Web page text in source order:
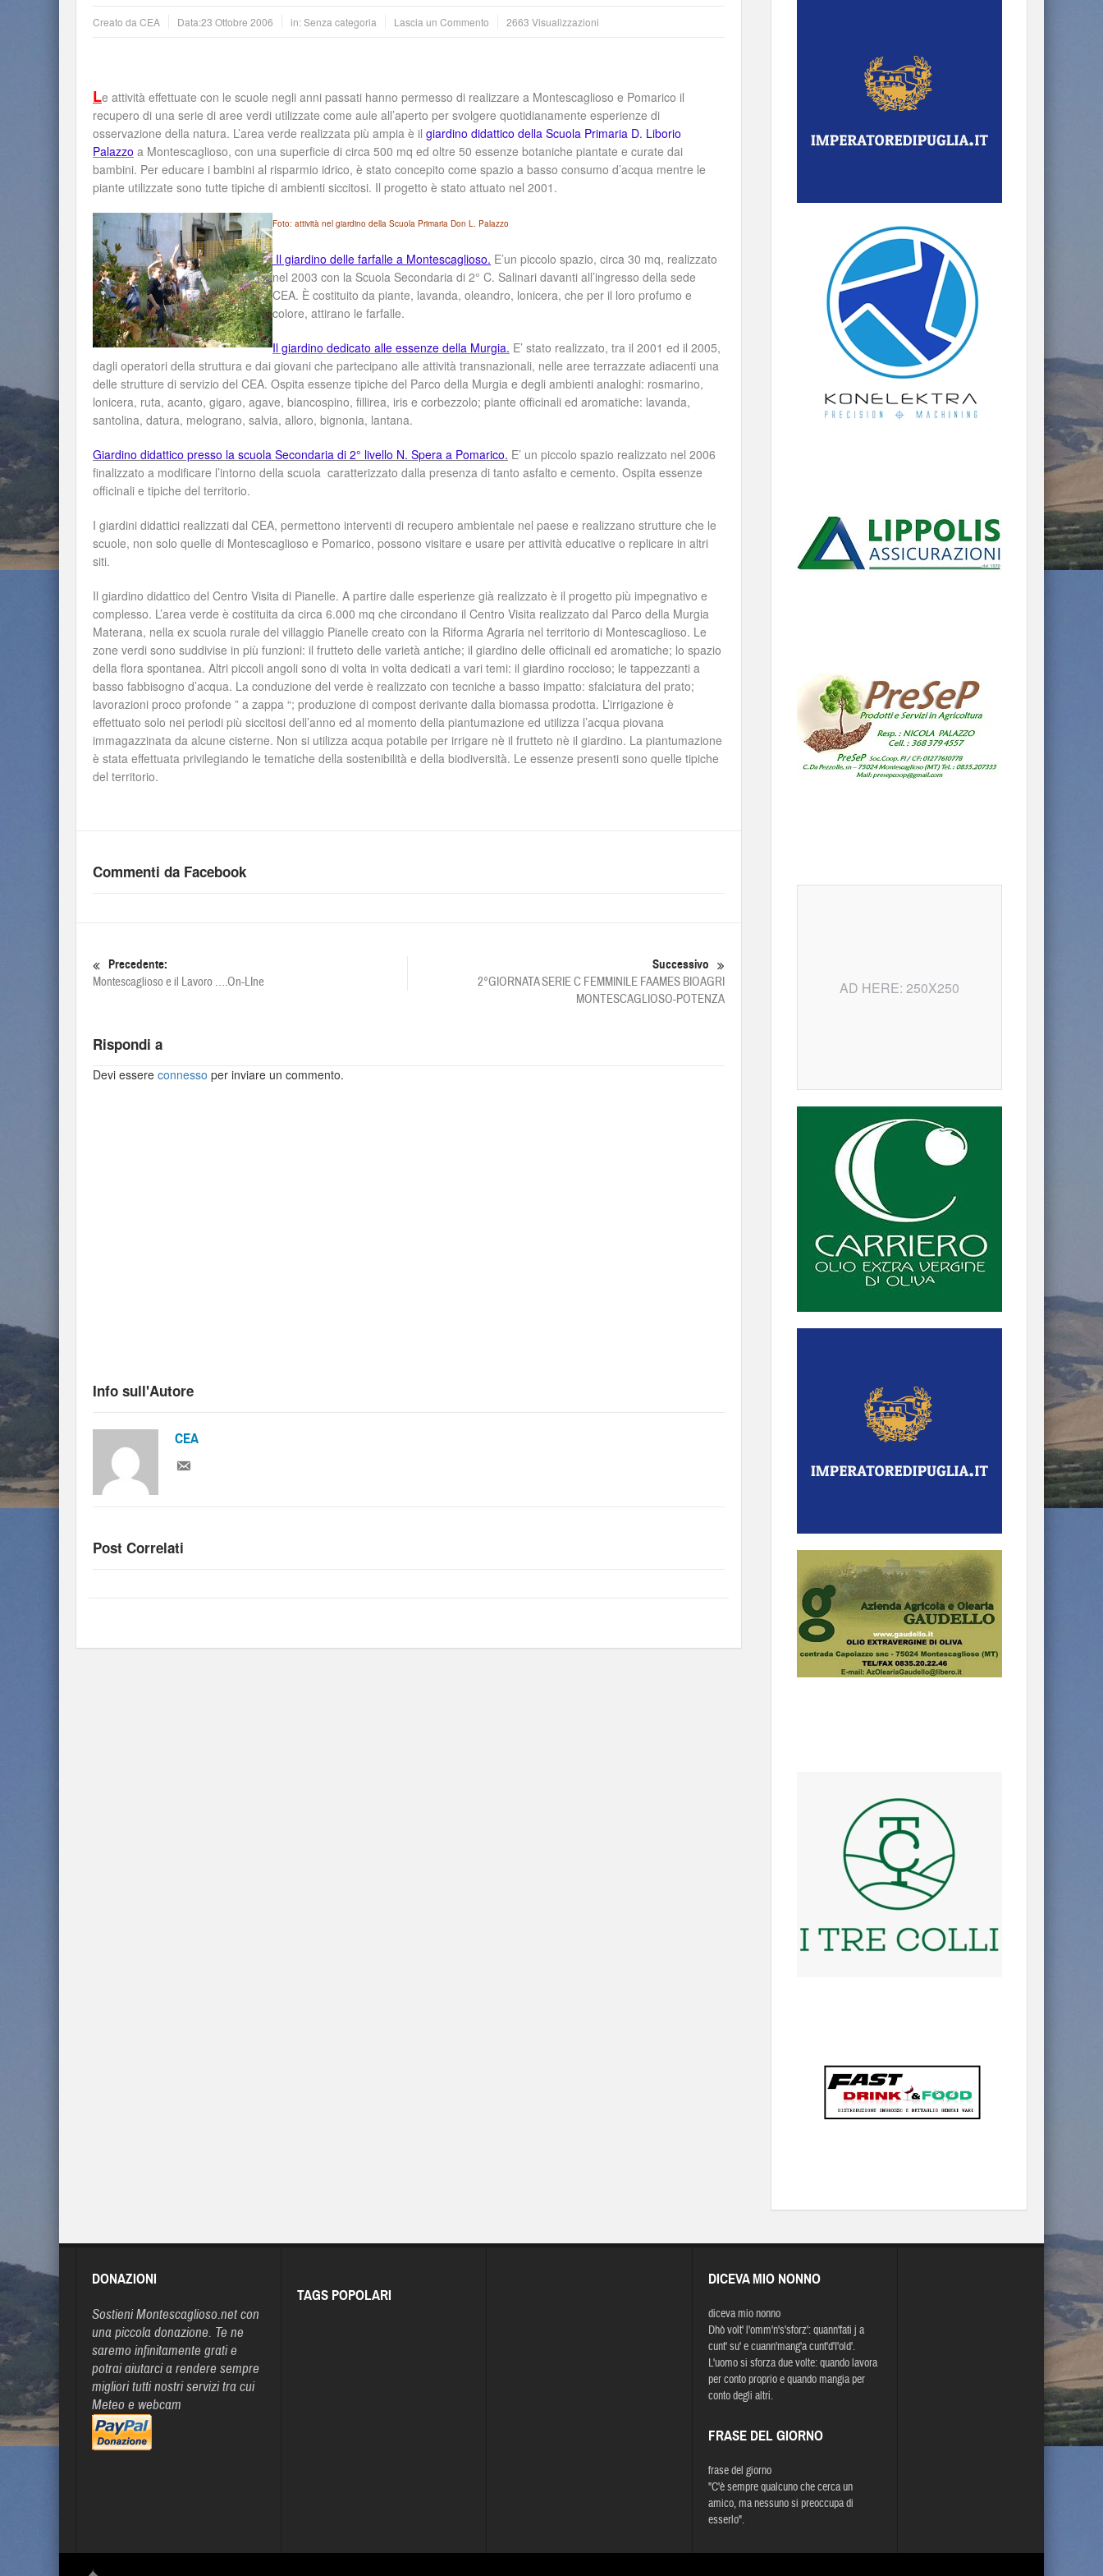
Creato da CEA Data:23 Ottobre 2006 in: Senza categoria Lascia un Commento 2663 Visualizzazioni
Le attività effettuate con le scuole negli anni passati hanno permesso di realizzare a Montescaglioso e Pomarico il
recupero di una serie di aree verdi utilizzate come aule all’aperto per svolgere quotidianamente esperienze di
osservazione della natura. L’area verde realizzata più ampia è il giardino didattico della Scuola Primaria D. Liborio
Palazzo a Montescaglioso, con una superficie di circa 500 mq ed oltre 50 essenze botaniche piantate e curate dai
bambini. Per educare i bambini al risparmio idrico, è stato concepito come spazio a basso consumo d’acqua mentre le
piante utilizzate sono tutte tipiche di ambienti siccitosi. Il progetto è stato attuato nel 2001.
Foto: attività nel giardino della Scuola Primaria Don L. Palazzo
Il giardino delle farfalle a Montescaglioso. E’un piccolo spazio, circa 30 mq, realizzato
nel 2003 con la Scuola Secondaria di 2° C. Salinari davanti all’ingresso della sede
CEA. È costituito da piante, lavanda, oleandro, lonicera, che per il loro profumo e
colore, attirano le farfalle.
Il giardino dedicato alle essenze della Murgia. E’ stato realizzato, tra il 2001 ed il 2005,
dagli operatori della struttura e dai giovani che partecipano alle attività transnazionali, nelle aree terrazzate adiacenti una
delle strutture di servizio del CEA. Ospita essenze tipiche del Parco della Murgia e degli ambienti analoghi: rosmarino,
lonicera, ruta, acanto, gigaro, agave, biancospino, fillirea, iris e corbezzolo; piante officinali ed aromatiche: lavanda,
santolina, datura, melograno, salvia, alloro, bignonia, lantana.
Giardino didattico presso la scuola Secondaria di 2° livello N. Spera a Pomarico. E’ un piccolo spazio realizzato nel 2006
finalizzato a modificare l’intorno della scuola caratterizzato dalla presenza di tanto asfalto e cemento. Ospita essenze
officinali e tipiche del territorio.
I giardini didattici realizzati dal CEA, permettono interventi di recupero ambientale nel paese e realizzano strutture che le
scuole, non solo quelle di Montescaglioso e Pomarico, possono visitare e usare per attività educative o replicare in altri
siti.
Il giardino didattico del Centro Visita di Pianelle. A partire dalle esperienze già realizzato è il progetto più impegnativo e
complesso. L’area verde è costituita da circa 6.000 mq che circondano il Centro Visita realizzato dal Parco della Murgia
Materana, nella ex scuola rurale del villaggio Pianelle creato con la Riforma Agraria nel territorio di Montescaglioso. Le
zone verdi sono suddivise in più funzioni: il frutteto delle varietà antiche; il giardino delle officinali ed aromatiche; lo spazio
della flora spontanea. Altri piccoli angoli sono di volta in volta dedicati a vari temi: il giardino roccioso; le tappezzanti a
basso fabbisogno d’acqua. La conduzione del verde è realizzato con tecniche a basso impatto: sfalciatura del prato;
lavorazioni proco profonde ” a zappa “; produzione di compost derivante dalla biomassa prodotta. L’irrigazione è
effettuato solo nei periodi più siccitosi dell’anno ed al momento della piantumazione ed utilizza l’acqua piovana
immagazzinata da alcune cisterne. Non si utilizza acqua potabile per irrigare nè il frutteto nè il giardino. La piantumazione
è stata effettuata privilegiando le tematiche della sostenibilità e della biodiversità. Le essenze presenti sono quelle tipiche
del territorio.
Commenti da Facebook
Precedente:
Montescaglioso e il Lavoro ….On-LIne
Successivo
2°GIORNATA SERIE C FEMMINILE FAAMES BIOAGRI
MONTESCAGLIOSO-POTENZA
Rispondi a
Devi essere connesso per inviare un commento.
Info sull'Autore
CEA
Post Correlati
AD HERE: 250X250
DONAZIONI
Sostieni Montescaglioso.net con
una piccola donazione. Te ne
saremo infinitamente grati e
potrai aiutarci a rendere sempre
migliori tutti nostri servizi tra cui
Meteo e webcam
TAGS POPOLARI
DICEVA MIO NONNO
diceva mio nonno
Dhò volt' l'omm'n's'sforz': quann'fati j a
cunt' su' e cuann'mang'a cunt'd'I'old'.
L'uomo si sforza due volte: quando lavora
per conto proprio e quando mangia per
conto degli altri.
FRASE DEL GIORNO
frase del giorno
"C'è sempre qualcuno che cerca un
amico, ma nessuno si preoccupa di
esserlo".